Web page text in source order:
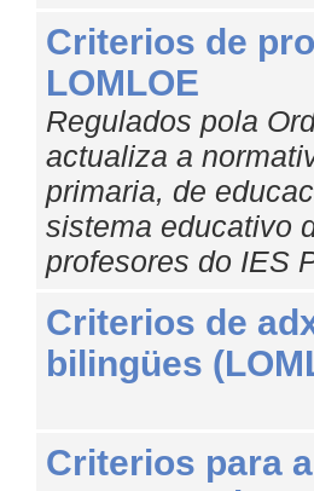
Criterios de
LOMLOE
Regulados pola
actualiza a
primaria, de
sistema educativo
profesores do IES
Criterios de
bilingües
Criterios para